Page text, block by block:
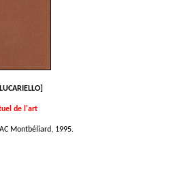
de l'art
Montbéliard, 1995.